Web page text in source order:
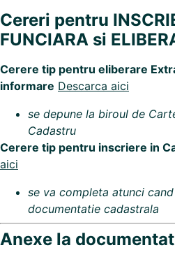
Cereri pentru
FUNCIARA si
Cerere tip pentru eliberare
informare Descarca aici
se depune la biroul de
Cadastru
Cerere tip pentru inscriere in
aici
se va completa atunci
documentatie cadastrala
Anexe la